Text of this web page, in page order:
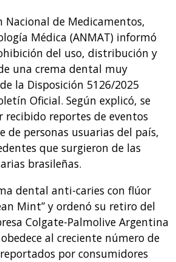
Nacional de Medicamentos,
Médica (ANMAT) informó
del uso, distribución y
una crema dental muy
la Disposición 5126/2025
Oficial. Según explicó, se
reportes de eventos
de personas usuarias del país,
que surgieron de las
brasileñas.
dental anti-caries con flúor
Mint” y ordenó su retiro del
Colgate-Palmolive Argentina
al creciente número de
por consumidores